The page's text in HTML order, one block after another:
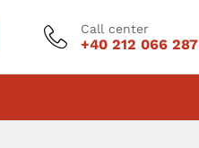
Call center
+40 212 066 287